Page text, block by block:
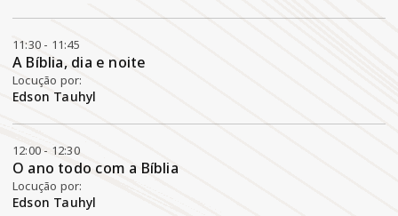
11:30 - 11:45
A Bíblia, dia e noite
Locução por:
Edson Tauhyl
12:00 - 12:30
O ano todo com a Bíblia
Locução por:
Edson Tauhyl